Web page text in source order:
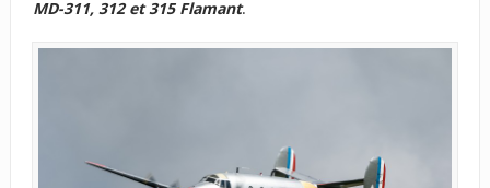
MD-311, 312 et 315 Flamant.